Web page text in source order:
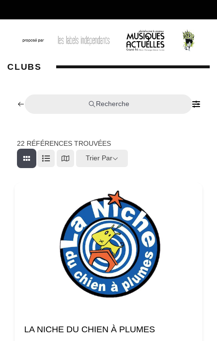
CLUBS
Recherche
22 RÉFÉRENCES TROUVÉES
Trier Par
LA NICHE DU CHIEN À PLUMES